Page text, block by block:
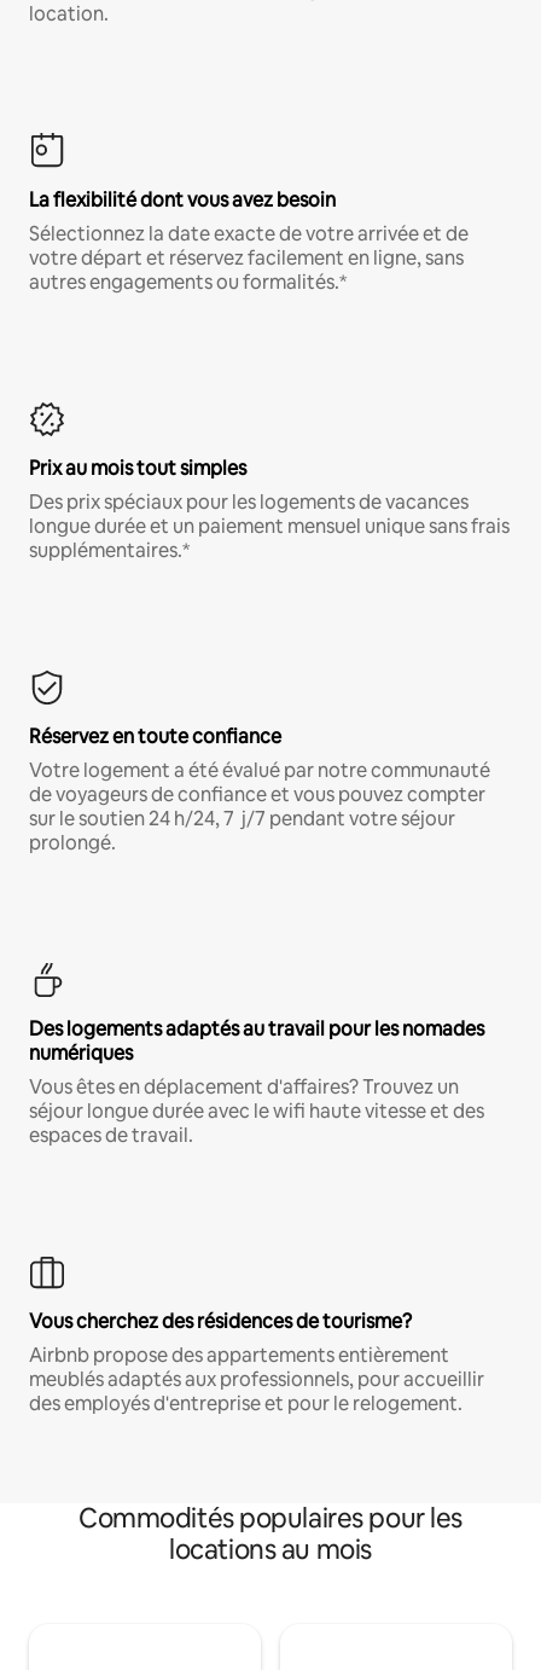
location.
La flexibilité dont vous avez besoin
Sélectionnez la date exacte de votre arrivée et de
votre départ et réservez facilement en ligne, sans
autres engagements ou formalités.*
Prix au mois tout simples
Des prix spéciaux pour les logements de vacances
longue durée et un paiement mensuel unique sans frais
supplémentaires.*
Réservez en toute confiance
Votre logement a été évalué par notre communauté
de voyageurs de confiance et vous pouvez compter
sur le soutien 24 h/24, 7 j/7 pendant votre séjour
prolongé.
Des logements adaptés au travail pour les nomades
numériques
Vous êtes en déplacement d'affaires? Trouvez un
séjour longue durée avec le wifi haute vitesse et des
espaces de travail.
Vous cherchez des résidences de tourisme?
Airbnb propose des appartements entièrement
meublés adaptés aux professionnels, pour accueillir
des employés d'entreprise et pour le relogement.
Commodités populaires pour les
locations au mois